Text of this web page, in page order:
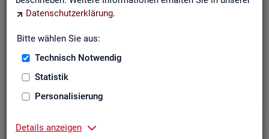
Datenschutzerklärung.
Bitte wählen Sie aus:
Technisch Notwendig
Statistik
Personalisierung
Details anzeigen